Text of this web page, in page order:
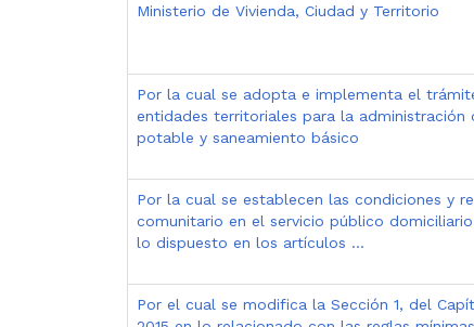
Ministerio de Vivienda, Ciudad y Territorio
Por la cual se adopta e implementa el
entidades territoriales para la
potable y saneamiento básico
Por la cual se establecen las condiciones y
comunitario en el servicio público
lo dispuesto en los artículos ...
Por el cual se modifica la Sección 1, del